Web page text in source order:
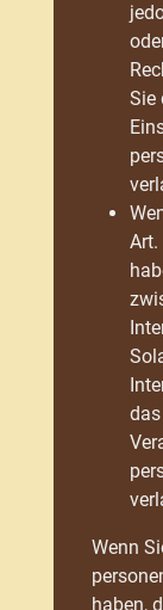
Sie
Art.
Wenn
haben,